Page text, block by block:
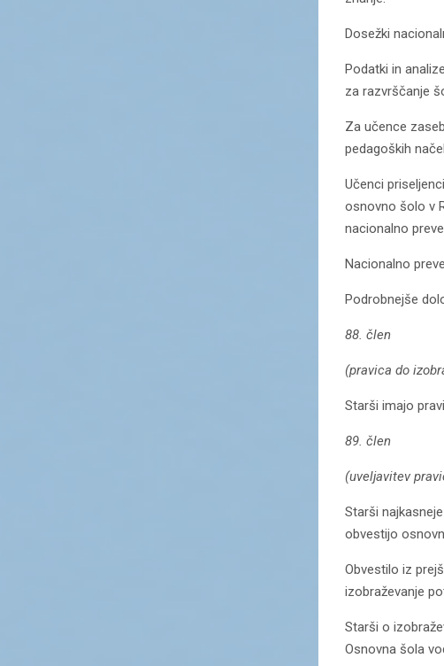
Dosežki
Podatki in
za razvrščanje
Za učence
pedagoških
Učenci
osnovno šolo v
nacionalno
Nacionalno
Podrobnejše
88. člen
(pravica do
Starši imajo
89. člen
(uveljavitev
Starši
obvestijo
Obvestilo iz
izobraževanje
Starši o
Osnovna šola